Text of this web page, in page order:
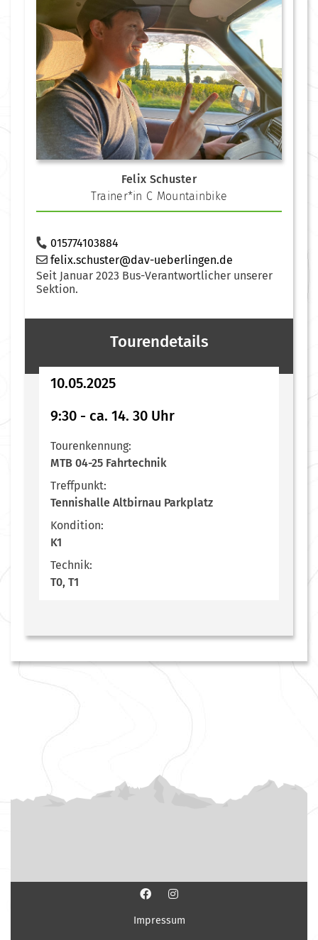
Felix Schuster
Trainer*in C Mountainbike
015774103884
felix.schuster@dav-ueberlingen.de
Seit Januar 2023 Bus-Verantwortlicher unserer
Sektion.
Tourendetails
10.05.2025
9:30 - ca. 14. 30 Uhr
Tourenkennung:
MTB 04-25 Fahrtechnik
Treffpunkt:
Tennishalle Altbirnau Parkplatz
Kondition:
K1
Technik:
T0, T1
Impressum